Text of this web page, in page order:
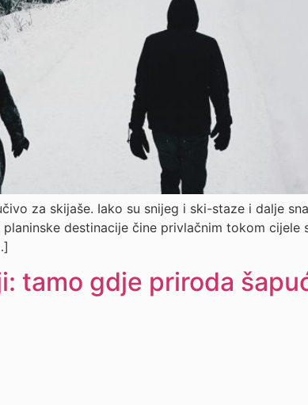
za skijaše. Iako su snijeg i ski-staze i dalje
destinacije čine privlačnim tokom cijele
tamo gdje priroda